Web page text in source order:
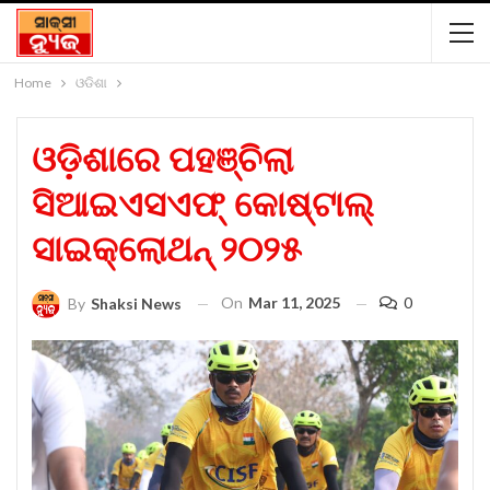
Home ଓଡିଶା
ଓଡ଼ିଶାରେ ପହଞ୍ଚିଲା
ସିଆଇଏସଏଫ୍ କୋଷ୍ଟାଲ୍
ସାଇକ୍ଲୋଥନ୍ ୨୦୨୫
By Shaksi News On Mar 11, 2025 0